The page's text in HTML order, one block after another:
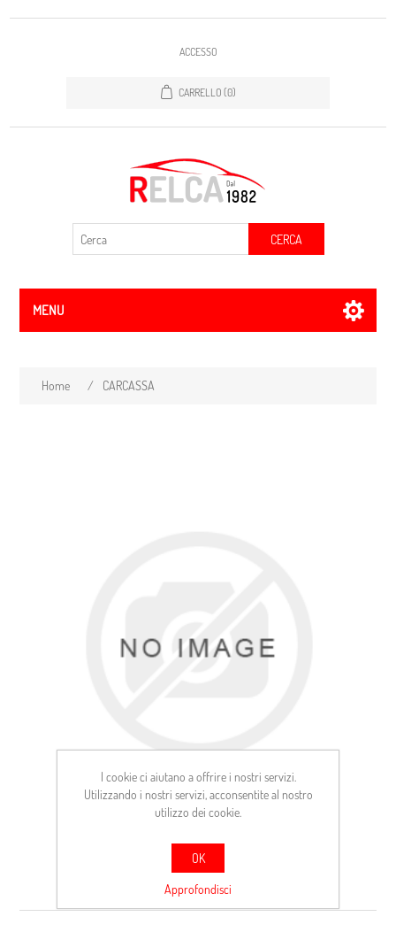
ACCESSO
CARRELLO (0)
CERCA
MENU
Home / CARCASSA
CARCASSA
I cookie ci aiutano a offrire i nostri servizi.
Utilizzando i nostri servizi, acconsentite al nostro
utilizzo dei cookie.
OK
Approfondisci